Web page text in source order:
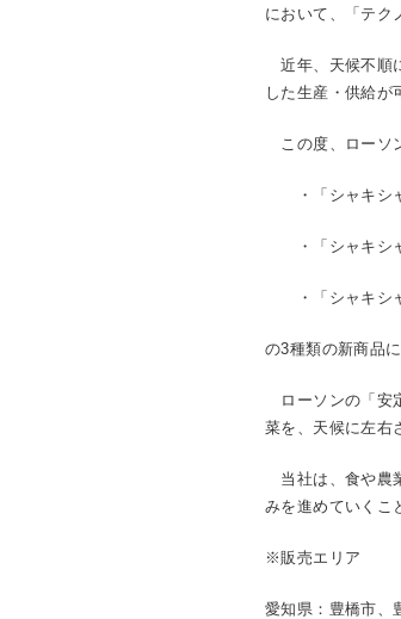
において、「テク
近年、天候不順
した生産・供給が
この度、ローソ
・「シャキシャ
・「シャキシャ
・「シャキシャ
の3種類の新商品
ローソンの「安
菜を、天候に左右
当社は、食や農
みを進めていくこ
※販売エリア
愛知県：豊橋市、